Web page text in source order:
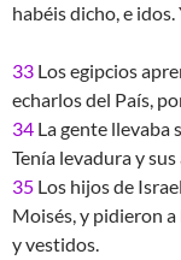
habéis dicho, e
33 Los egipcios
echarlos del País,
34 La gente llevaba
Tenía levadura y
35 Los hijos de
Moisés, y pidieron
y vestidos.